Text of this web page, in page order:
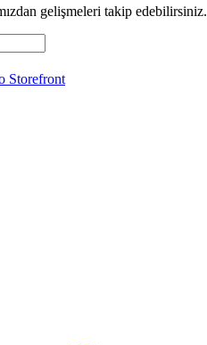
gelişmeleri takip edebilirsiniz.
Storefront